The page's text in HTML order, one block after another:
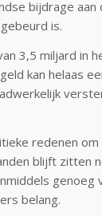
bijdrage aan
is.
3,5 miljard in
kan helaas
redenen om
blijft zitten
genoeg
belang.